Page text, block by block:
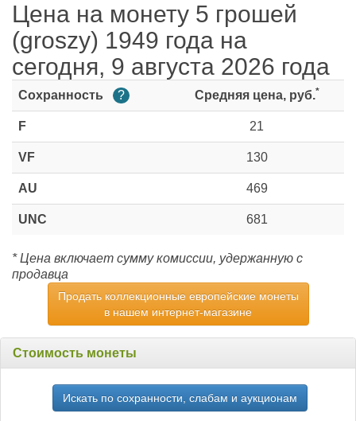
Цена на монету 5 грошей
(groszy) 1949 года на
сегодня, 9 августа 2026 года
Сохранность ? Средняя цена, руб.*
F 21
VF 130
AU 469
UNC 681
* Цена включает сумму комиссии, удержанную с
продавца
Продать коллекционные европейские монеты
в нашем интернет-магазине
Стоимость монеты
Искать по сохранности, слабам и аукционам